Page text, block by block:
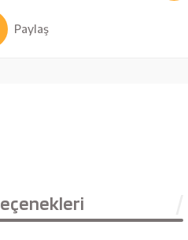
Paylaş